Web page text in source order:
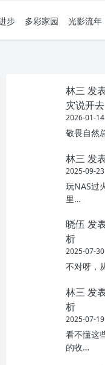
步 多彩家园 光影流年
林三 发
灾说开去
2026-01-14
敬畏自然
林三 发
2025-09-23
玩NAS过
里…
晓伍 发
析
2025-07-30
不对呀，
林三 发
析
2025-07-19
看不懂这
的收…